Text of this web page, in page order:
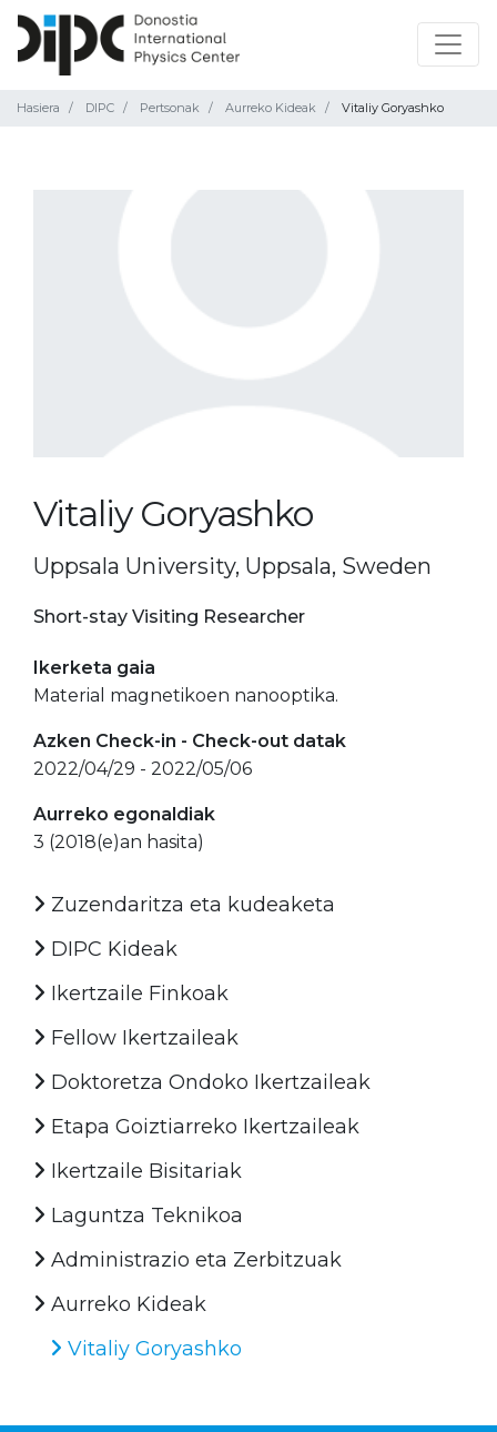
Hasiera DIPC Pertsonak Aurreko Kideak Vitaliy Goryashko
Vitaliy Goryashko
Uppsala University, Uppsala, Sweden
Short-stay Visiting Researcher
Ikerketa gaia
Material magnetikoen nanooptika.
Azken Check-in - Check-out datak
2022/04/29 - 2022/05/06
Aurreko egonaldiak
3 (2018(e)an hasita)
Zuzendaritza eta kudeaketa
DIPC Kideak
Ikertzaile Finkoak
Fellow Ikertzaileak
Doktoretza Ondoko Ikertzaileak
Etapa Goiztiarreko Ikertzaileak
Ikertzaile Bisitariak
Laguntza Teknikoa
Administrazio eta Zerbitzuak
Aurreko Kideak
Vitaliy Goryashko